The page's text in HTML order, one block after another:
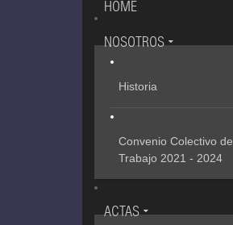
HOME
NOSOTROS
Historia
Convenio Colectivo de
Trabajo 2021 - 2024
ACTAS